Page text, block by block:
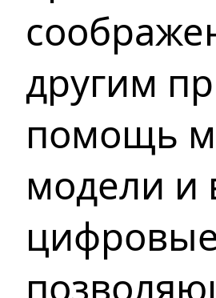
другим
помощь
модели и